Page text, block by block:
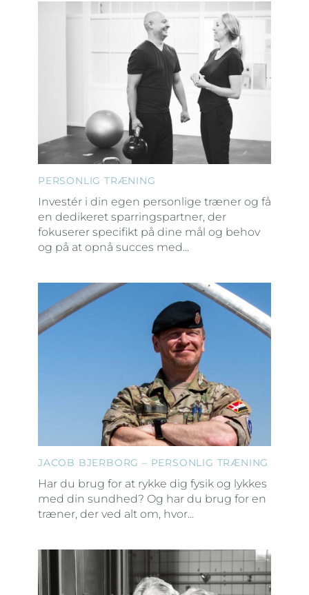
PERSONLIG TRÆNING
Investér i din egen personlige træner og få
en dedikeret sparringspartner, der
fokuserer specifikt på dine mål og behov
og på at opnå succes med...
JACOB BJERBORG – PERSONLIG TRÆNING
Har du brug for at rykke dig fysik og lykkes
med din sundhed? Og har du brug for en
træner, der ved alt om, hvor...